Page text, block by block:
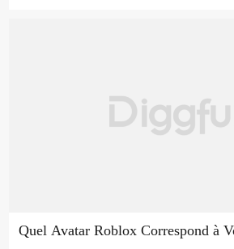
Quel Avatar Roblox Correspond à